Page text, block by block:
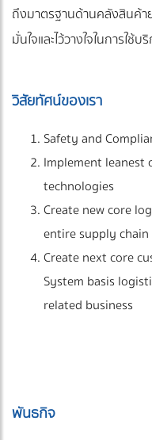
ถึงมาตรฐานด้านคลังสินค้า
มั่นใจและไว้วางใจในการใช้บ
วิสัยทัศน์ของเรา
Safety and
Implement leanest
technologies
Create new core
entire supply chain
Create next core
System basis
related business
พันธกิจ